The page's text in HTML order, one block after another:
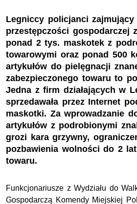
Legniccy policjanci zajmujący
przestępczości gospodarczej
ponad 2 tys. maskotek z
towarowymi oraz ponad 500
artykułów do pielęgnacji
zabezpieczonego towaru to
Jedna z firm działających w
sprzedawała przez Internet
maskotki. Za wprowadzanie
artykułów z podrobionymi
grozi kara grzywny,
pozbawienia wolności do 2
towaru.
Funkcjonariusze z Wydziału do
Gospodarczą Komendy Miejskiej